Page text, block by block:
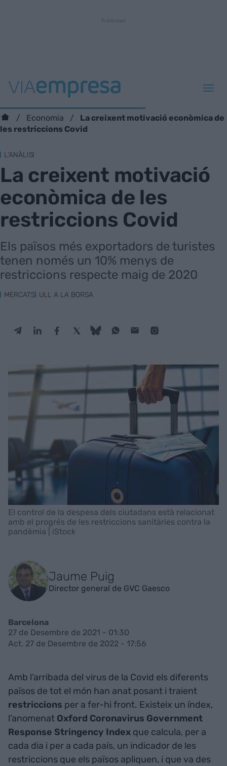
Economia
La creixent motivació econòmica de
les restriccions Covid
L'ANÀLISI
La creixent motivació
econòmica de les
restriccions Covid
Els països més exportadors de turistes
tenen només un 10% menys de
restriccions respecte maig de 2020
MERCATS ULL A LA BORSA
El control de la despesa dels ciutadans està relacionat
amb el progrés de les restriccions sanitàries contra la
pandèmia | iStock
Jaume Puig
Director general de GVC Gaesco
Barcelona
27 de Desembre de 2021 - 01:30
Act. 27 de Desembre de 2022 - 17:56
Amb l’arribada del virus de la Covid els diferents
països de tot el món han anat posant i traient
restriccions per a fer-hi front. Existeix un índex,
l’anomenat Oxford Coronavirus Government
Response Stringency Index que calcula, per a
cada dia i per a cada país, un indicador de les
restriccions que els països apliquen, i que va des